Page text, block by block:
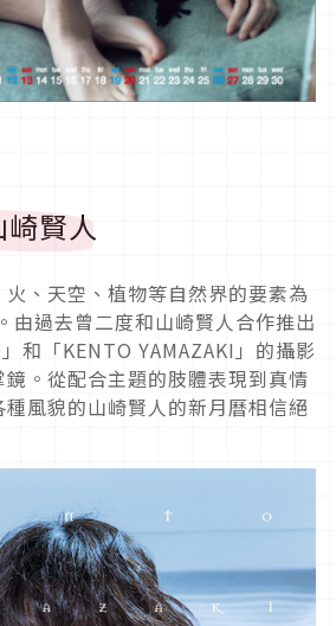
賢人
、天空、植物等自然界的要素為
由過去曾二度和山崎賢人合作推出
和「KENTO YAMAZAKI」的攝影
。從配合主題的肢體表現到真情
風貌的山崎賢人的新月曆相信絕